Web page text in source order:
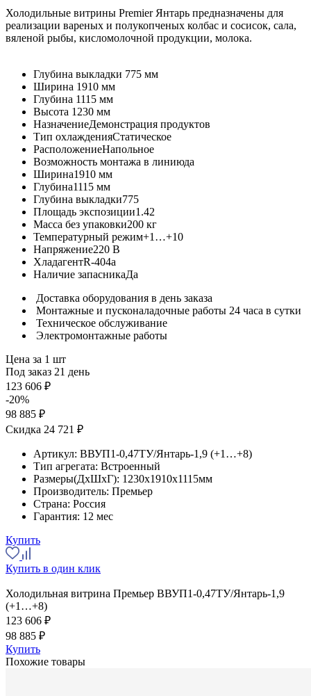
Холодильные витрины Premier Янтарь предназначены для
реализации вареных и полукопченых колбас и сосисок, сала,
вяленой рыбы, кисломолочной продукции, молока.
Глубина выкладки 775 мм
Ширина 1910 мм
Глубина 1115 мм
Высота 1230 мм
НазначениеДемонстрация продуктов
Тип охлажденияСтатическое
РасположениеНапольное
Возможность монтажа в линиюда
Ширина1910 мм
Глубина1115 мм
Глубина выкладки775
Площадь экспозиции1.42
Масса без упаковки200 кг
Температурный режим+1…+10
Напряжение220 В
ХладагентR-404a
Наличие запасникаДа
Доставка оборудования в день заказа
Монтажные и пусконаладочные работы 24 часа в сутки
Техническое обслуживание
Электромонтажные работы
Цена за 1 шт
Под заказ 21 день
123 606 ₽
-20%
98 885 ₽
Скидка 24 721 ₽
Артикул: ВВУП1-0,47ТУ/Янтарь-1,9 (+1…+8)
Тип агрегата: Встроенный
Размеры(ДхШхГ): 1230x1910x1115мм
Производитель: Премьер
Страна: Россия
Гарантия: 12 мес
Купить
Купить в один клик
Холодильная витрина Премьер ВВУП1-0,47ТУ/Янтарь-1,9
(+1…+8)
123 606 ₽
98 885 ₽
Купить
Похожие товары